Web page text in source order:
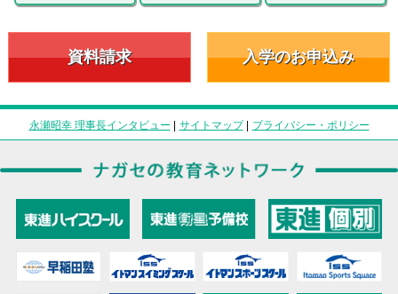
資料請求 入学のお申込み
永瀬昭幸 理事長インタビュー | サイトマップ| プライバシー・ポリシー